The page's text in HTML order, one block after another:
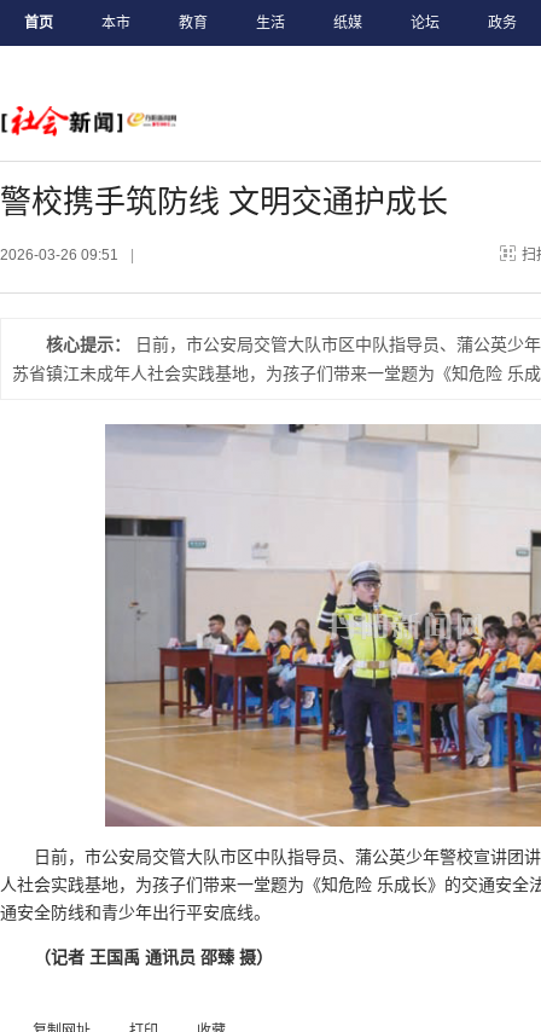
首页 本市 教育 生活 纸媒 论坛 政务
警校携手筑防线 文明交通护成长
2026-03-26 09:51 扫
核心提示：
日前，市公安局交管大队市区中队指导员、蒲公英少
苏省镇江未成年人社会实践基地，为孩子们带来一堂题为《知危险 乐
日前，市公安局交管大队市区中队指导员、蒲公英少年警校宣讲团
人社会实践基地，为孩子们带来一堂题为《知危险 乐成长》的交通安全
通安全防线和青少年出行平安底线。
（记者 王国禹 通讯员 邵臻 摄）